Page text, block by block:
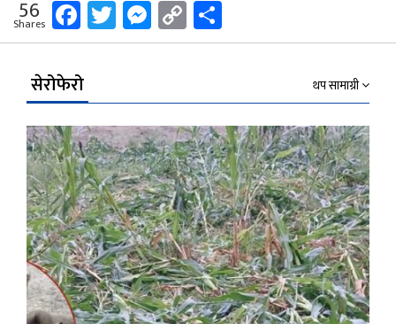
56
Shares Facebook
Twitter
Messenger
Copy
Link
सेरोफेरो थप सामाग्री